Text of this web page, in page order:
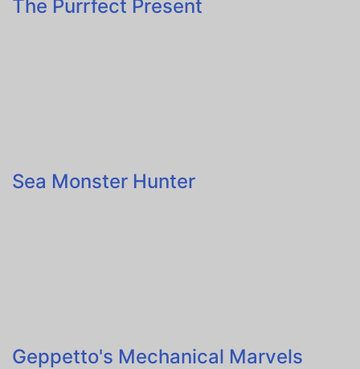
The Purrfect Present
Sea Monster Hunter
Geppetto's Mechanical Marvels